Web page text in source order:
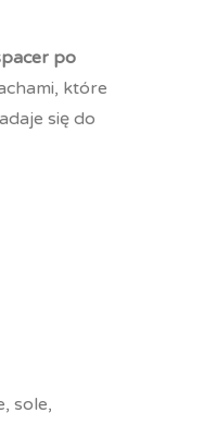
po
które
się do
sole,